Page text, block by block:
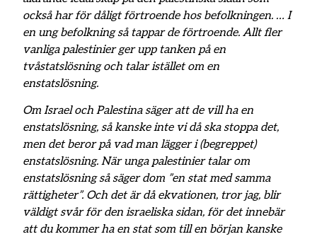
också har för dåligt förtroende hos befolkningen. … I
en ung befolkning så tappar de förtroende. Allt fler
vanliga palestinier ger upp tanken på en
tvåstatslösning och talar istället om en
enstatslösning.
Om Israel och Palestina säger att de vill ha en
enstatslösning, så kanske inte vi då ska stoppa det,
men det beror på vad man lägger i (begreppet)
enstatslösning. När unga palestinier talar om
enstatslösning så säger dom ”en stat med samma
rättigheter”. Och det är då ekvationen, tror jag, blir
väldigt svår för den israeliska sidan, för det innebär
att du kommer ha en stat som till en början kanske